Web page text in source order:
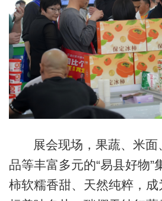
展会现场，果蔬、米面
品等丰富多元的“易县好物”
柿软糯香甜、天然纯粹，